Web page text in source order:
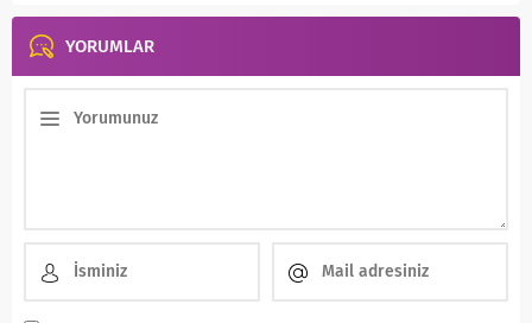
YORUMLAR